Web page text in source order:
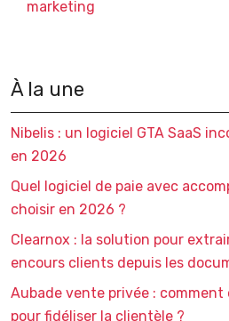
marketing
À la une
Nibelis : un logiciel GTA SaaS
en 2026
Quel logiciel de paie avec
choisir en 2026 ?
Clearnox : la solution pour
encours clients depuis les
Aubade vente privée :
pour fidéliser la clientèle ?